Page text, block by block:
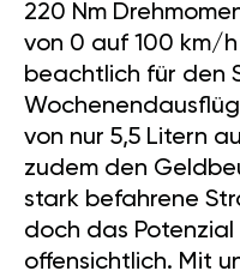
220 Nm
von 0 auf 100 km/
beachtlich für den
von nur 5,5 Litern
zudem den
stark befahrene
doch das
offensichtlich. Mit